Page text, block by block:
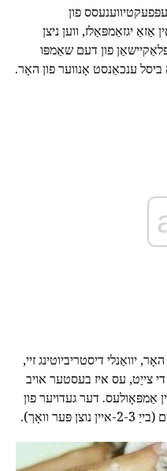
פון
יגזאַמפּאַלז, ווען ניצן
פון דעם שאַמפּו
ביסל ענכאַנסט אָנווער פון האָר.
יוואַנלי דיסטריביוטינג זיי,
די צייַט, עס איז בעסטער אויב
אַמפּאָולעס. דער געדויער פון